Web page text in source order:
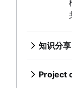
使命声明
项目采
企业资
决策流
管理多
设计冲
用户移
思维导图
思维导
气泡图
操作流
流程文档
上下文
泳道图
流程图
优化审
架构图
借助
业务流
如何实
人工智
时间管理
时间管
PERT 图
项目风
风险缓解
风险登
项目监控
仪表板
提前期
时间跟踪
Project
管理通知
集中式知识
知识共享文
文档
概述
文档的
项
可视
资源
知识分享
概述
概述
Project